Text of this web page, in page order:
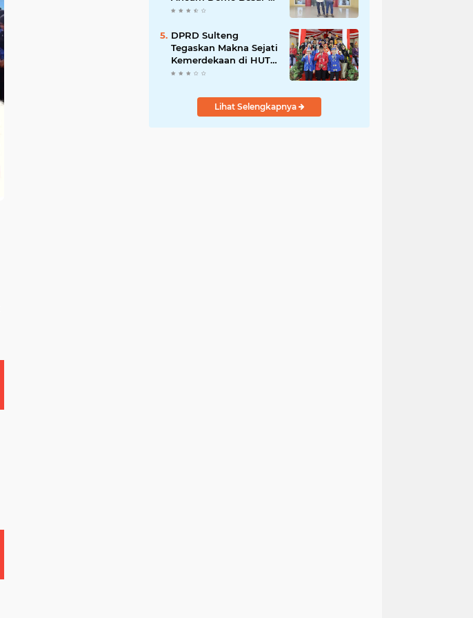
Besaran di PT Vale
DPRD Sulteng
Tegaskan Makna Sejati
Kemerdekaan di HUT
ke-80 RI
Lihat Selengkapnya